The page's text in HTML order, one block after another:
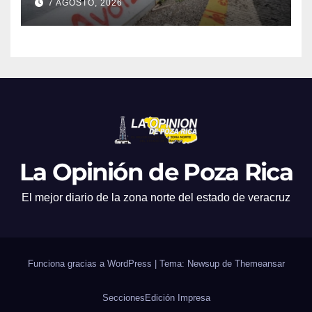
7 AGOSTO, 2026
La Opinión de Poza Rica
El mejor diario de la zona norte del estado de veracruz
Funciona gracias a WordPress Tema: Newsup de Themeansar
Secciones Edición Impresa